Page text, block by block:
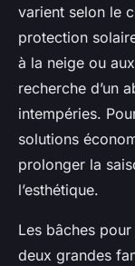
varient selon le
protection
à la neige ou
recherche d’un
intempéries.
solutions
prolonger la
l’esthétique.
Les bâches
deux grandes